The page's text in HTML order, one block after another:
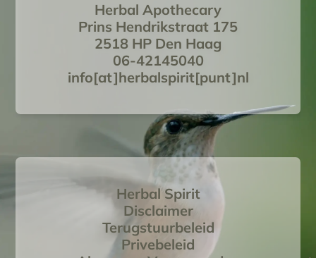
Herbal Apothecary
Prins Hendrikstraat 175
2518 HP Den Haag
06-42145040
info[at]herbalspirit[punt]nl
Herbal Spirit
Disclaimer
Terugstuurbeleid
Privebeleid